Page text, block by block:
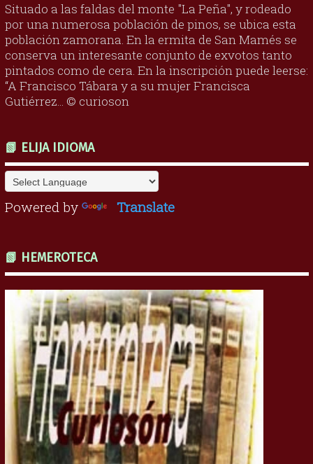
Situado a las faldas del monte "La Peña", y rodeado
por una numerosa población de pinos, se ubica esta
población zamorana. En la ermita de San Mamés se
conserva un interesante conjunto de exvotos tanto
pintados como de cera. En la inscripción puede leerse:
“A Francisco Tábara y a su mujer Francisca
Gutiérrez... © curioson
📗 ELIJA IDIOMA
Powered by Translate
📗 HEMEROTECA